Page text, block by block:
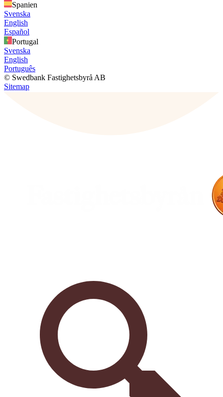
Spanien
Svenska
English
Español
Portugal
Svenska
English
Português
© Swedbank Fastighetsbyrå AB
Sitemap